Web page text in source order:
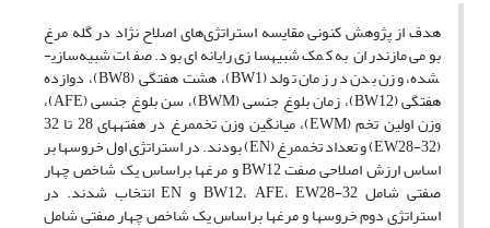
هدف از پژوهش کنونی مقایسه استراتژی‌های اصلاح نژاد در گله­ مرغ
بومی مازندران به کمک شبیه­سازی رایانه‌ای بود. صفات شبیه‌سازی­
شده، وزن بدن در زمان تولد (BW1)، هشت هفتگی (BW8)، دوازده
هفتگی (BW12)، زمان بلوغ جنسی (BWM)، سن بلوغ جنسی (AFE)،
وزن اولین تخم­ (EWM)، میانگین وزن تخم­مرغ در هفته­های 28 تا 32
(EW28-32) و تعداد تخم­مرغ (EN) بودند. در استراتژی اول خروس­ها بر
اساس ارزش اصلاحی صفت BW12 و مرغ­ها براساس یک شاخص چهار
صفتی شامل BW12، AFE، EW28-32 و EN انتخاب شدند. در
استراتژی دوم خروس­ها و مرغ­ها براساس یک شاخص چهار صفتی شامل